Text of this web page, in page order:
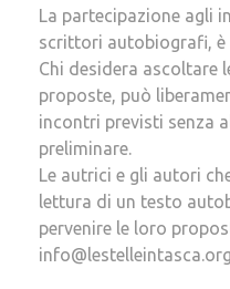
La partecipazione agli
scrittori autobiografi, è
Chi desidera ascoltare
proposte, può
incontri previsti senza
preliminare.
Le autrici e gli autori
lettura di un testo
pervenire le loro
info@lestelleintasca.org.